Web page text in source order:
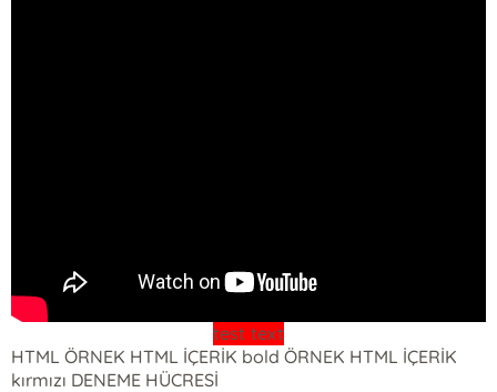
test text
HTML ÖRNEK HTML İÇERİK bold ÖRNEK HTML İÇERİK
kırmızı DENEME HÜCRESİ